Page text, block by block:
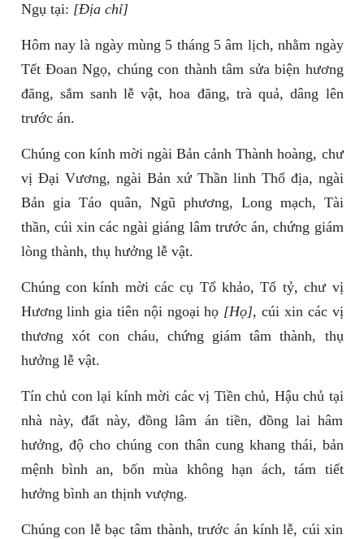
Ngụ tại: [Địa chỉ]
Hôm nay là ngày mùng 5 tháng 5 âm lịch, nhằm ngày
Tết Đoan Ngọ, chúng con thành tâm sửa biện hương
đăng, sắm sanh lễ vật, hoa đăng, trà quả, dâng lên
trước án.
Chúng con kính mời ngài Bản cảnh Thành hoàng, chư
vị Đại Vương, ngài Bản xứ Thần linh Thổ địa, ngài
Bản gia Táo quân, Ngũ phương, Long mạch, Tài
thần, cúi xin các ngài giáng lâm trước án, chứng giám
lòng thành, thụ hưởng lễ vật.
Chúng con kính mời các cụ Tổ khảo, Tổ tỷ, chư vị
Hương linh gia tiên nội ngoại họ [Họ], cúi xin các vị
thương xót con cháu, chứng giám tâm thành, thụ
hưởng lễ vật.
Tín chủ con lại kính mời các vị Tiền chủ, Hậu chủ tại
nhà này, đất này, đồng lâm án tiền, đồng lai hâm
hưởng, độ cho chúng con thân cung khang thái, bản
mệnh bình an, bốn mùa không hạn ách, tám tiết
hưởng bình an thịnh vượng.
Chúng con lễ bạc tâm thành, trước án kính lễ, cúi xin